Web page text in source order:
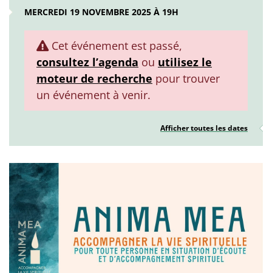
MERCREDI 19 NOVEMBRE 2025 À 19H
Cet événement est passé,
consultez l’agenda ou utilisez le
moteur de recherche pour trouver
un événement à venir.
Afficher toutes les dates